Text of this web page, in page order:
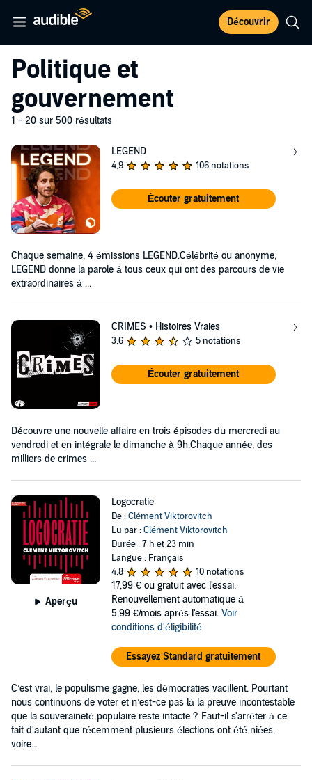
Découvrir
Politique et
gouvernement
1 - 20 sur 500 résultats
LEGEND
4,9 106 notations
Écouter gratuitement
Chaque semaine, 4 émissions LEGEND.Célébrité ou anonyme,
LEGEND donne la parole à tous ceux qui ont des parcours de vie
extraordinaires à ...
CRIMES • Histoires Vraies
3,6 5 notations
Écouter gratuitement
Découvre une nouvelle affaire en trois épisodes du mercredi au
vendredi et en intégrale le dimanche à 9h.Chaque année, des
milliers de crimes ...
Aperçu
Logocratie
De :Clément Viktorovitch
Lu par :Clément Viktorovitch
Durée : 7 h et 23 min
Langue : Français
4,8
10 notations
17,99 € ou gratuit avec l'essai.
Renouvellement automatique à
5,99 €/mois après l'essai. Voir
conditions d'éligibilité
Essayez Standard gratuitement
C’est vrai, le populisme gagne, les démocraties vacillent. Pourtant
nous continuons de voter et n’est-ce pas là la preuve incontestable
que la souveraineté populaire reste intacte ? Faut-il s'arrêter à ce
fait d'autant que récemment plusieurs élections ont été niées,
voire...